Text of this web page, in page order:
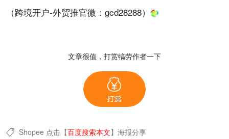
（跨境开户-外贸推官微： gcd28288）
文章很值，打赏犒劳作者一下
 Shopee 点击【百度搜索本文】 海报分享